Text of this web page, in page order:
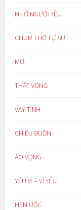
NHỚ NGƯỜI YÊU
CHÙM THƠ TỰ SỰ
MƠ
THẤT VỌNG
VAY TÌNH
CHIỀU BUỒN
ẢO VỌNG
YÊU VÌ – VÌ YÊU
HẸN ƯỚC